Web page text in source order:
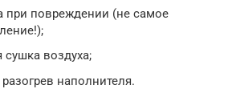
при повреждении (не самое
сушка воздуха;
наполнителя.